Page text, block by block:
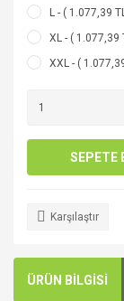
L - ( 1.077,39
XL - ( 1.077,39
XXL - (
SEPETE
Karşılaştır
ÜRÜN BİLGİSİ